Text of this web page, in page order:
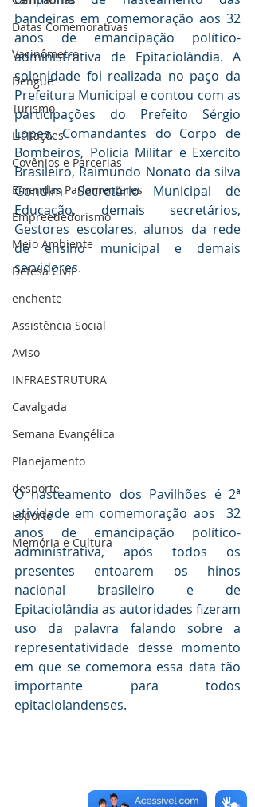
Datas Comemorativas
Vacinômetro
Dengue
Turismo
Licitações
Covênios e Parcerias
Emendas Parlamentares
Empreededorismo
Meio Ambiente
Defesa Civil
enchente
Assistência Social
Aviso
INFRAESTRUTURA
Cavalgada
Semana Evangélica
Planejamento
desporte
Esporte
Memória e Cultura
bandeiras em comemoração aos 32
anos de emancipação político-
administrativa de Epitaciolândia. A
solenidade foi realizada no paço da
Prefeitura Municipal e contou com as
participações do Prefeito Sérgio
Lopes, Comandantes do Corpo de
Bombeiros, Policia Militar e Exercito
Brasileiro, Raimundo Nonato da silva
Gondim Secretário Municipal de
Educação, demais secretários,
Gestores escolares, alunos da rede
de ensino municipal e demais
servidores.
O hasteamento dos Pavilhões é 2ª
atividade em comemoração aos  32
anos de emancipação político-
administrativa, após todos os
presentes entoarem os hinos
nacional brasileiro e de
Epitaciolândia as autoridades fizeram
uso da palavra falando sobre a
representatividade desse momento
em que se comemora essa data tão
importante para todos
epitaciolandenses.